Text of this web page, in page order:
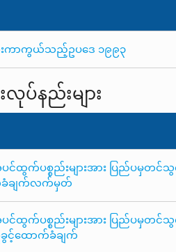
းကာကွယ်သည့်ဥပဒေ ၁၉၉၃
ပ်နည်းများ
င်ထွက်ပစ္စည်းများအား ပြည်ပမှတင်သွ
ခံချက်လက်မှတ်
င်ထွက်ပစ္စည်းများအား ပြည်ပမှတင်သွ
င့်ထောက်ခံချက်